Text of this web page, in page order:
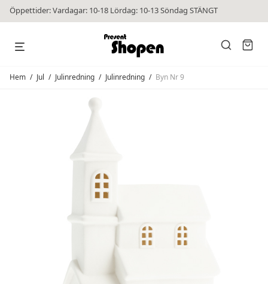
Öppettider: Vardagar: 10-18 Lördag: 10-13 Söndag STÄNGT
Hem / Jul / Julinredning / Julinredning / Byn Nr 9